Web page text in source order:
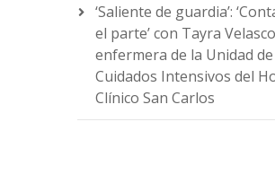
‘Saliente de guardia’:
el parte’ con Tayra
enfermera de la Unidad de
Cuidados Intensivos del
Clínico San Carlos